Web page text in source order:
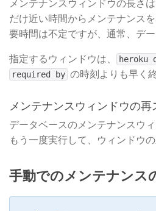
メンテナンスウィンドウの長さ
だけ近い時間からメンテナンス
要時間は不定ですが、通常、デ
指定するウィンドウは、
heroku
required by の時刻よりも早く
メンテナンスウィンドウの再
データベースのメンテナンスウィ
もう一度実行して、ウィンドウ
手動でのメンテナンス